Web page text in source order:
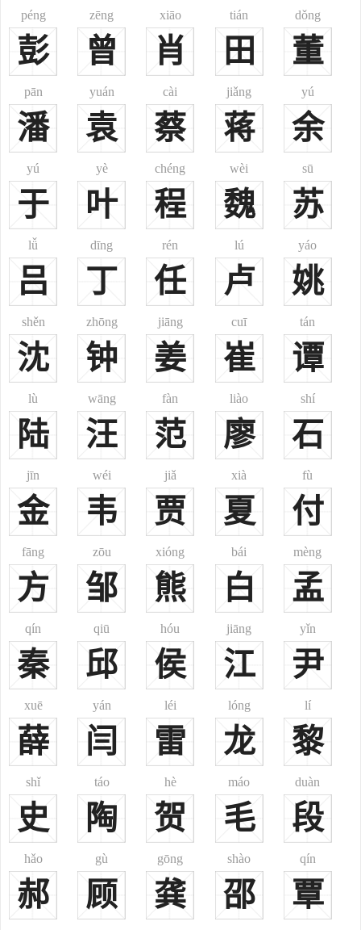
楚国之地而设置南阳郡，治所在宛城(今河南南阳)，后秦国大将白起
在秦昭襄王四十四年(戊戌，公元前263年)进攻韩国克取了南阳，使韩
国本土与上党郡被分隔。两汉之际，南阳郡辖二十六个县，其时辖地
在今河南熊耳山以南叶县内乡之间和湖北省大洪山以北应山郧县之间
的大部分地区，后逐渐缩小。隋朝开皇三年(癸卯，公元583年)被废
黜，隋大业三年(丁卯，公元607年)复置。唐朝初期又被废黜，唐天宝
初年(壬午，公元742年)曾改邓州南阳郡为良穰县(今河南邓县)治所。
元、明、清诸朝，南阳府治皆在南阳，即汉朝的宛县、今河南省南阳
市。
京兆堂：以望立堂。
襄阳堂：以望立堂。
濮阳堂：以望立堂。
汉阳堂：以望立堂。
诗圣堂：唐朝大诗人杜甫自号“少陵野老”，历史上称他为“诗
圣”。
少陵堂：同诗圣堂。
继美堂：继承先人杜甫字子美遗志之意。
亦政堂：清朝乾隆年间，内阁学士刘墉任左都御史一职监理河道
时居住在郑集杜氏宗祠内，有感其族忠烈坚贞气节，亲笔题赠“亦政
堂”匾额一个，后悬于客厅正中，轰动乡里。惜文革时 流落民间，不
知所踪。
忠厚堂：
务本堂：君子务本，本立而道生。崇尚耕读传家。
一、
现行常见姓氏。今北京，天津，河北之尚义、魏县，山东之龙
口、平邑，内蒙古之乌海，湖北之监利，山西之太原，云南之陇川、
彝、土、水、土家、布依、达斡尔、鄂温克、鄂伦春、裕固等多个民
族有此姓。《郑通志》、《清通志》之《氏族略》亦俱收载。其源不
1、郑樵注云：“亦曰唐杜氏。祁姓，帝尧之后，建国于刘，为陶
唐氏。裔孙刘累，以能扰龙事孔甲，故在夏为御龙氏；在商为豕韦
氏；在周为唐杜氏。成王灭唐而封叔虞，乃迁唐氏于杜，是为杜伯。
至宣王，灭其国，以为大夫。杜伯无罪被杀，子孙分适诸侯，居杜城
者为杜氏。在鲁有杜洩，避季平子之难奔于楚，生大夫绰。”
2、又云：“后魏有独孤浑氏，改为杜氏，实虏姓之杜也。”
3、《姓氏考略》注引《世本》云：“‘杜康作酒。’(注)：‘黄帝时
人。’”则杜康当为杜姓之始。
4、为清代满族姓氏所改。满族之都勒氏、都善氏、图克坦氏等
或改为单字姓“杜”。见《满族姓氏录》。
péng
彭
zēng
曾
xiāo
肖
tián
田
dǒng
董
pān
潘
yuán
袁
cài
蔡
jiǎng
蒋
yú
余
yú
于
yè
叶
chéng
程
wèi
魏
sū
苏
lǚ
吕
dīng
丁
rén
任
lú
卢
yáo
姚
shěn
沈
zhōng
钟
jiāng
姜
cuī
崔
tán
谭
lù
陆
wāng
汪
fàn
范
liào
廖
shí
石
jīn
金
wéi
韦
jiǎ
贾
xià
夏
fù
付
fāng
方
zōu
邹
xióng
熊
bái
白
mèng
孟
qín
秦
qiū
邱
hóu
侯
jiāng
江
yǐn
尹
xuē
薛
yán
闫
léi
雷
lóng
龙
lí
黎
shǐ
史
táo
陶
hè
贺
máo
毛
duàn
段
hǎo
郝
gù
顾
gōng
龚
shào
邵
qín
覃